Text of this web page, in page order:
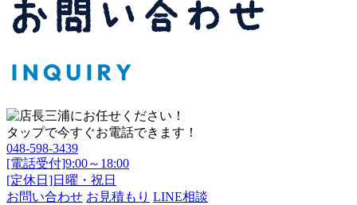
タップで今すぐお電話できます！
048-598-3439
[電話受付]9:00～18:00
[定休日]日曜・祝日
お問い合わせ お見積もり LINE相談